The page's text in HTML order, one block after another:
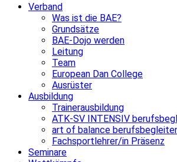
Verband
Was ist die BAE?
Grundsätze
BAE-Dojo werden
Leitung
Team
European Dan College
Ausrüster
Ausbildung
Trainerausbildung
ATK-SV INTENSIV
art of balance
Fachsportlehrer/in Präsenz
Seminare